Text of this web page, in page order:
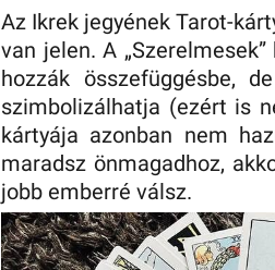
Az Ikrek jegyének Tarot-
van jelen. A
hozzák összefüggésbe,
szimbolizálhatja (ezért is
kártyája azonban nem
maradsz önmagadhoz,
jobb emberré válsz.